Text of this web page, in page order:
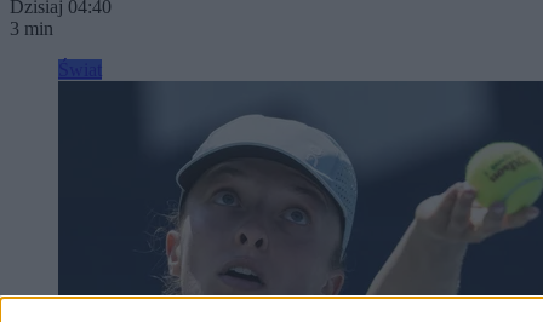
Dzisiaj 04:40
3 min